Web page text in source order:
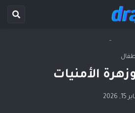
-
الأمنيات
2026